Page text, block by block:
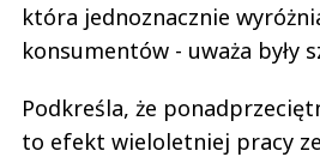
która jednoznacznie
konsumentów - uważa były
Podkreśla, że
to efekt wieloletniej pracy